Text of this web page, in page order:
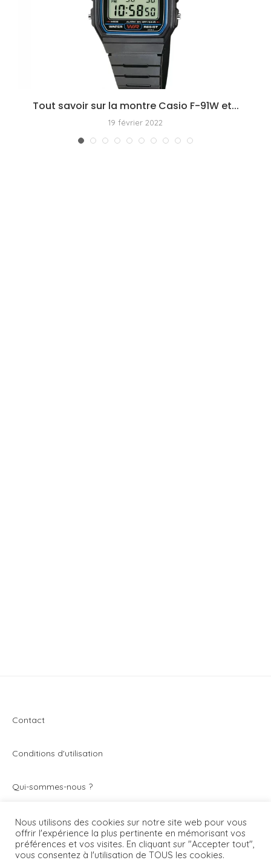
Tout savoir sur la montre Casio F-91W et...
19 février 2022
Contact
Conditions d'utilisation
Qui-sommes-nous ?
Vivez toute l’actualité du secteur de la montre et de
l’horlogerie avec Montrezine.com. Le blog - magazine
généraliste qui parle de toutes les montres.
Nous utilisons des cookies sur notre site web pour vous
offrir l'expérience la plus pertinente en mémorisant vos
préférences et vos visites. En cliquant sur "Accepter tout",
vous consentez à l'utilisation de TOUS les cookies.